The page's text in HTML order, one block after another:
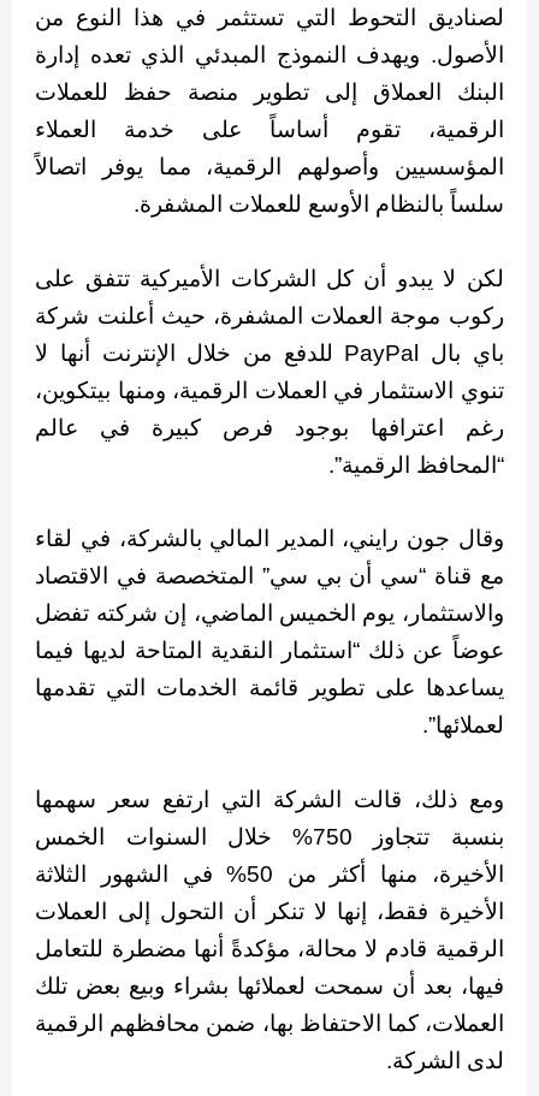
لصناديق التحوط التي تستثمر في هذا النوع من
الأصول. ويهدف النموذج المبدئي الذي تعده إدارة
البنك العملاق إلى تطوير منصة حفظ للعملات
الرقمية، تقوم أساساً على خدمة العملاء
المؤسسيين وأصولهم الرقمية، مما يوفر اتصالاً
سلساً بالنظام الأوسع للعملات المشفرة.
لكن لا يبدو أن كل الشركات الأميركية تتفق على
ركوب موجة العملات المشفرة، حيث أعلنت شركة
باي بال PayPal للدفع من خلال الإنترنت أنها لا
تنوي الاستثمار في العملات الرقمية، ومنها بيتكوين،
رغم اعترافها بوجود فرص كبيرة في عالم
“المحافظ الرقمية”.
وقال جون رايني، المدير المالي بالشركة، في لقاء
مع قناة “سي أن بي سي” المتخصصة في الاقتصاد
والاستثمار، يوم الخميس الماضي، إن شركته تفضل
عوضاً عن ذلك “استثمار النقدية المتاحة لديها فيما
يساعدها على تطوير قائمة الخدمات التي تقدمها
لعملائها”.
ومع ذلك، قالت الشركة التي ارتفع سعر سهمها
بنسبة تتجاوز 750% خلال السنوات الخمس
الأخيرة، منها أكثر من 50% في الشهور الثلاثة
الأخيرة فقط، إنها لا تنكر أن التحول إلى العملات
الرقمية قادم لا محالة، مؤكدةً أنها مضطرة للتعامل
فيها، بعد أن سمحت لعملائها بشراء وبيع بعض تلك
العملات، كما الاحتفاظ بها، ضمن محافظهم الرقمية
لدى الشركة.